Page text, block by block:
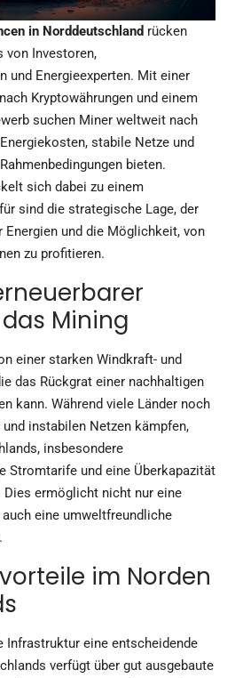
in Norddeutschland rücken
von Investoren,
und Energieexperten. Mit einer
Kryptowährungen und einem
suchen Miner weltweit nach
stabile Netze und
bieten.
sich dabei zu einem
sind die strategische Lage, der
Energien und die Möglichkeit, von
zu profitieren.
Mining
einer starken Windkraft- und
das Rückgrat einer nachhaltigen
kann. Während viele Länder noch
instabilen Netzen kämpfen,
insbesondere
Stromtarife und eine Überkapazität
Dies ermöglicht nicht nur eine
eine umweltfreundliche
im Norden
Infrastruktur eine entscheidende
verfügt über gut ausgebaute